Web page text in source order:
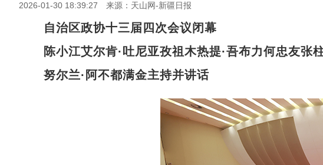
2026-01-30 18:39:27 来源：天山网-新疆日报
自治区政协十三届四次会议闭幕
陈小江艾尔肯·吐尼亚孜祖木热提·吾布力何忠友张
努尔兰·阿不都满金主持并讲话